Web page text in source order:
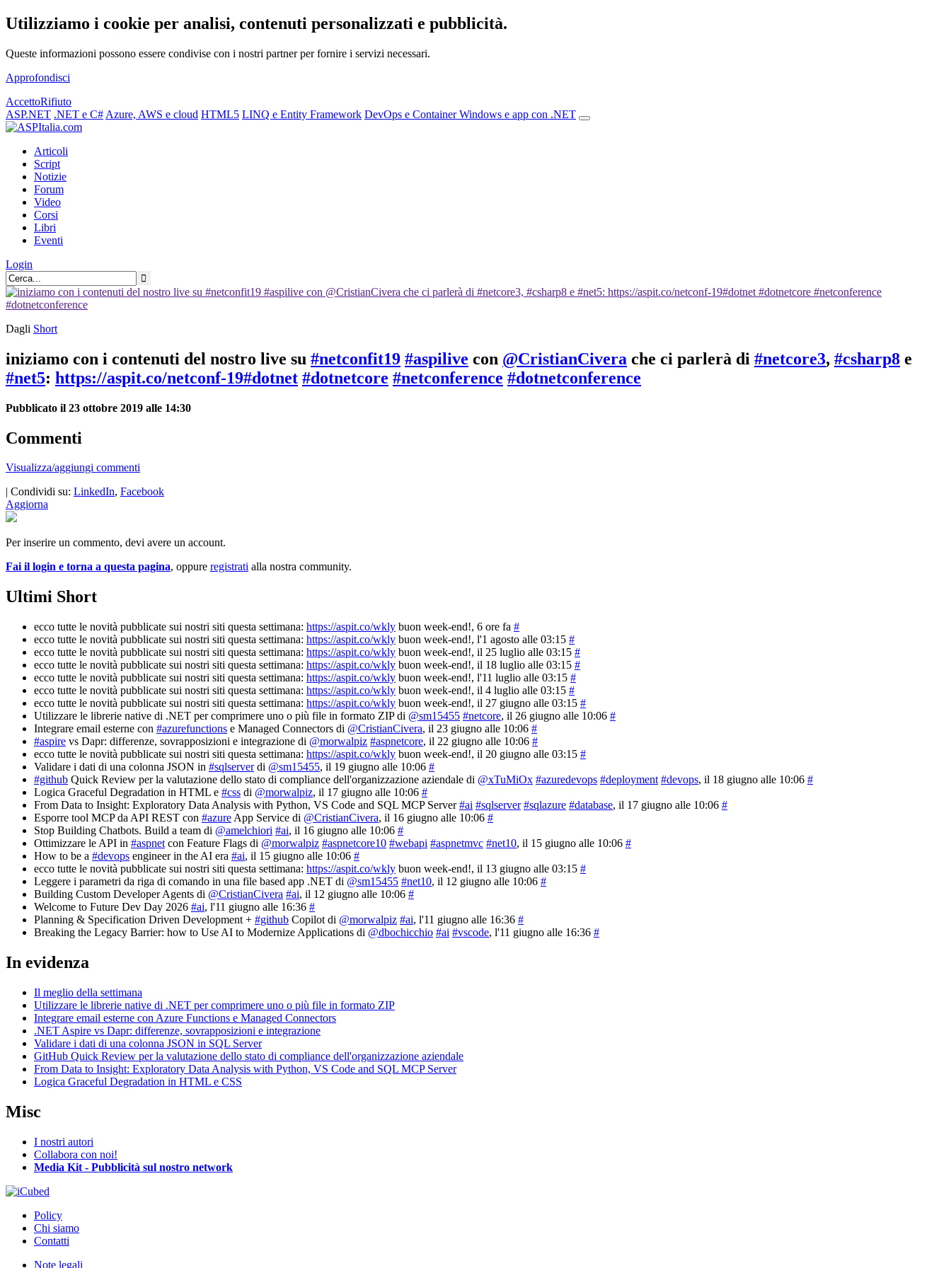
Utilizziamo i cookie per analisi, contenuti personalizzati e pubblicità.
Queste informazioni possono essere condivise con i nostri partner per fornire i servizi necessari.
Approfondisci
AccettoRifiuto
ASP.NET .NET e C# Azure, AWS e cloud HTML5 LINQ e Entity Framework DevOps e ContainerWindows e app con .NET
Articoli
Script
Notizie
Forum
Video
Corsi
Libri
Eventi
Login
Dagli Short
iniziamo con i contenuti del nostro live su #netconfit19 #aspilive con @CristianCivera che ci parlerà di #netcore3, #csharp8 e
#net5: https://aspit.co/netconf-19#dotnet #dotnetcore #netconference #dotnetconference
Pubblicato il 23 ottobre 2019 alle 14:30
Commenti
Visualizza/aggiungi commenti
| Condividi su: LinkedIn, Facebook
Aggiorna
Per inserire un commento, devi avere un account.
Fai il login e torna a questa pagina, oppure registrati alla nostra community.
Ultimi Short
ecco tutte le novità pubblicate sui nostri siti questa settimana: https://aspit.co/wkly buon week-end!, 6 ore fa #
ecco tutte le novità pubblicate sui nostri siti questa settimana: https://aspit.co/wkly buon week-end!, l'1 agosto alle 03:15 #
ecco tutte le novità pubblicate sui nostri siti questa settimana: https://aspit.co/wkly buon week-end!, il 25 luglio alle 03:15 #
ecco tutte le novità pubblicate sui nostri siti questa settimana: https://aspit.co/wkly buon week-end!, il 18 luglio alle 03:15 #
ecco tutte le novità pubblicate sui nostri siti questa settimana: https://aspit.co/wkly buon week-end!, l'11 luglio alle 03:15 #
ecco tutte le novità pubblicate sui nostri siti questa settimana: https://aspit.co/wkly buon week-end!, il 4 luglio alle 03:15 #
ecco tutte le novità pubblicate sui nostri siti questa settimana: https://aspit.co/wkly buon week-end!, il 27 giugno alle 03:15 #
Utilizzare le librerie native di .NET per comprimere uno o più file in formato ZIP di @sm15455 #netcore, il 26 giugno alle 10:06 #
Integrare email esterne con #azurefunctions e Managed Connectors di @CristianCivera, il 23 giugno alle 10:06 #
#aspire vs Dapr: differenze, sovrapposizioni e integrazione di @morwalpiz #aspnetcore, il 22 giugno alle 10:06 #
ecco tutte le novità pubblicate sui nostri siti questa settimana: https://aspit.co/wkly buon week-end!, il 20 giugno alle 03:15 #
Validare i dati di una colonna JSON in #sqlserverdi @sm15455, il 19 giugno alle 10:06 #
#github Quick Review per la valutazione dello stato di compliance dell'organizzazione aziendale di @xTuMiOx #azuredevops #deployment #devops, il 18 giugno alle 10:06 #
Logica Graceful Degradation in HTML e #css di @morwalpiz, il 17 giugno alle 10:06 #
From Data to Insight: Exploratory Data Analysis with Python, VS Code and SQL MCP Server#ai #sqlserver #sqlazure #database, il 17 giugno alle 10:06 #
Esporre tool MCP da API REST con #azure App Service di @CristianCivera, il 16 giugno alle 10:06 #
Stop Building Chatbots. Build a team di @amelchiori #ai, il 16 giugno alle 10:06 #
Ottimizzare le API in #aspnet con Feature Flags di @morwalpiz #aspnetcore10 #webapi #aspnetmvc #net10, il 15 giugno alle 10:06 #
How to be a #devops engineer in the AI era #ai, il 15 giugno alle 10:06 #
ecco tutte le novità pubblicate sui nostri siti questa settimana: https://aspit.co/wkly buon week-end!, il 13 giugno alle 03:15 #
Leggere i parametri da riga di comando in una file based app .NET di @sm15455 #net10, il 12 giugno alle 10:06 #
Building Custom Developer Agents di @CristianCivera #ai, il 12 giugno alle 10:06 #
Welcome to Future Dev Day 2026 #ai, l'11 giugno alle 16:36 #
Planning & Specification Driven Development + #github Copilot di @morwalpiz #ai, l'11 giugno alle 16:36 #
Breaking the Legacy Barrier: how to Use AI to Modernize Applications di @dbochicchio #ai #vscode, l'11 giugno alle 16:36 #
In evidenza
Il meglio della settimana
Utilizzare le librerie native di .NET per comprimere uno o più file in formato ZIP
Integrare email esterne con Azure Functions e Managed Connectors
.NET Aspire vs Dapr: differenze, sovrapposizioni e integrazione
Validare i dati di una colonna JSON in SQL Server
GitHub Quick Review per la valutazione dello stato di compliance dell'organizzazione aziendale
From Data to Insight: Exploratory Data Analysis with Python, VS Code and SQL MCP Server
Logica Graceful Degradation in HTML e CSS
Misc
I nostri autori
Collabora con noi!
Media Kit - Pubblicità sul nostro network
Policy
Chi siamo
Contatti
Note legali